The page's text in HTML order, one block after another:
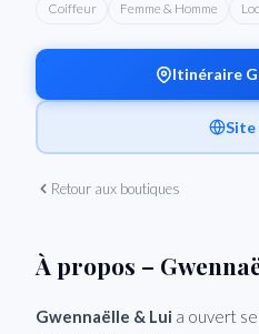
Coiffeur Femme & Homme
Itinéraire
Site
Retour aux boutiques
À propos –
Gwennaëlle & Lui a ouvert